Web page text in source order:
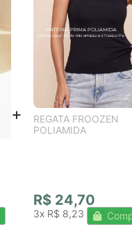
REGATA FROOZEN
POLIAMIDA
R$ 24,70
3x R$ 8,23